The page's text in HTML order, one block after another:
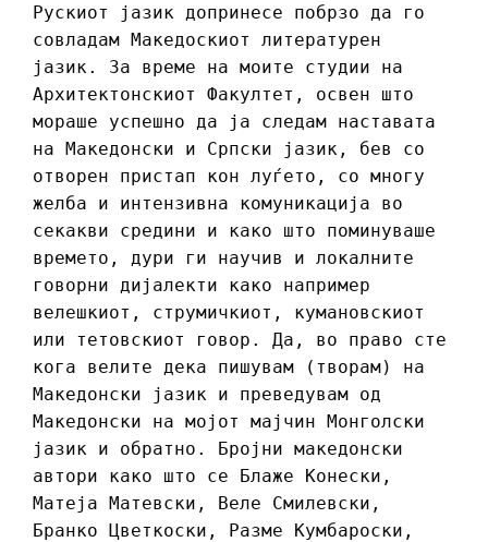
Рускиот јазик допринесе побрзо да го
совладам Македоскиот литературен
јазик. За време на моите студии на
Архитектонскиот Факултет, освен што
мораше успешно да ја следам наставата
на Македонски и Српски јазик, бев со
отворен пристап кон луѓето, со многу
желба и интензивна комуникација во
секакви средини и како што поминуваше
времето, дури ги научив и локалните
говорни дијалекти како например
велешкиот, струмичкиот, кумановскиот
или тетовскиот говор. Да, во право сте
кога велите дека пишувам (творам) на
Македонски јазик и преведувам од
Македонски на мојот мајчин Монголски
јазик и обратно. Бројни македонски
автори како што се Блаже Конески,
Матеја Матевски, Веле Смилевски,
Бранко Цветкоски, Разме Кумбароски,